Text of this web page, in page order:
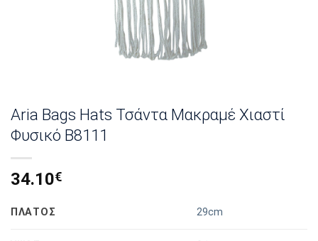
Aria Bags Hats Τσάντα Μακραμέ Χιαστί
Φυσικό Β8111
34.10€
ΠΛΑΤΟΣ 29cm